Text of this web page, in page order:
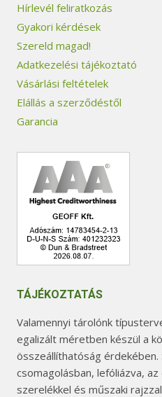
Hírlevél feliratkozás
Gyakori kérdések
Szereld magad!
Adatkezelési tájékoztató
Vásárlási feltételek
Elállás a szerződéstől
Garancia
TÁJÉKOZTATÁS
Valamennyi tárolónk
egalizált méretben készül a
összeállíthatóság
csomagolásban, lefóliázva,
szerelékkel és műszaki